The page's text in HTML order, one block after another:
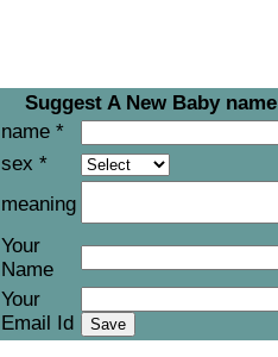
Suggest A New Baby name
name *
sex *
meaning
Your
Name
Your
Email Id